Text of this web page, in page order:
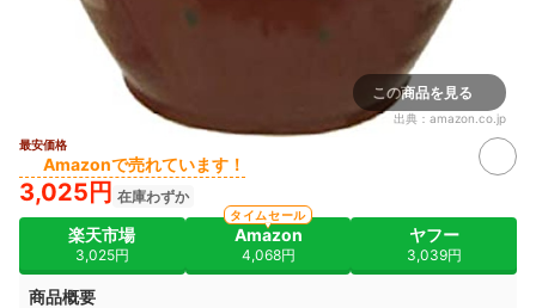
この商品を見る
出典： amazon.co.jp
最安価格
Amazonで売れています！
3,025円 在庫わずか
楽天市場
3,025円
Amazon
4,068円
タイムセール
ヤフー
3,039円
商品概要